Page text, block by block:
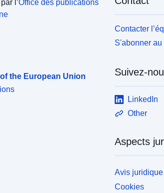
l’Office des publications
the European Union
Contacter
S'abonner
Suivez-
LinkedIn
Other
Aspects
Avis juridique
Cookies